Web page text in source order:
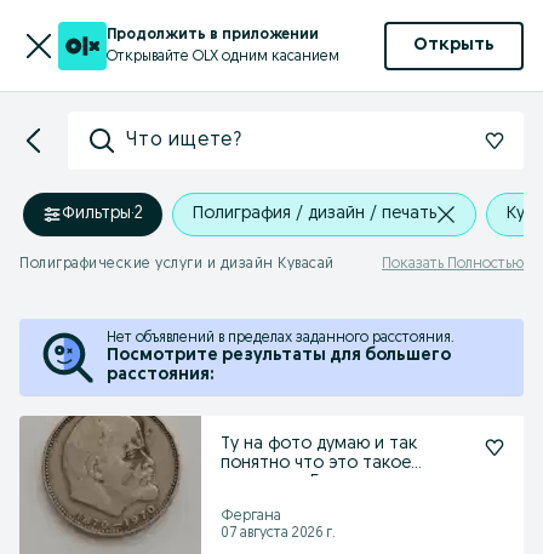
Продолжить в приложении
Открывайте OLX одним касанием
Открыть
Что ищете?
Фильтры·2 Полиграфия / дизайн / печать
Полиграфические услуги и дизайн Кувасай Показать Полностью
Нет объявлений в пределах заданного расстояния.
Посмотрите результаты для большего
расстояния:
Ту на фото думаю и так
понятно что это такое
Фергана
07 августа 2026 г.